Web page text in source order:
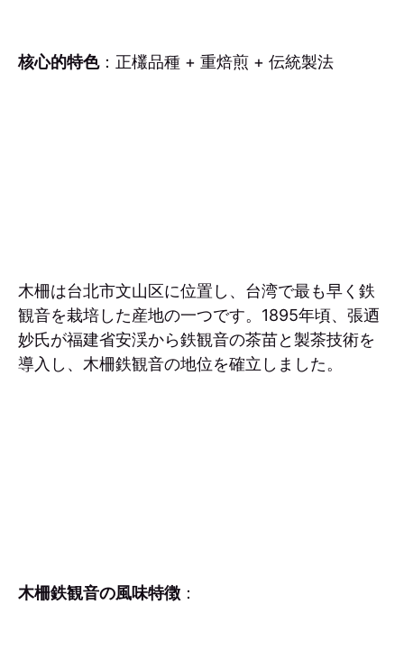
核心的特色：正欉品種 + 重焙煎 + 伝統製法
木柵は台北市文山区に位置し、台湾で最も早く鉄
観音を栽培した産地の一つです。1895年頃、張迺
妙氏が福建省安渓から鉄観音の茶苗と製茶技術を
導入し、木柵鉄観音の地位を確立しました。
木柵鉄観音の風味特徴 ：